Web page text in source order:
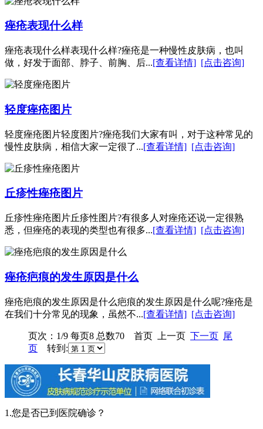
痤疮表现什么样
痤疮表现什么样表现什么样?痤疮是一种慢性皮肤病，也叫
做，好发于面部、脖子、前胸、后...[查看详情] [点击咨询]
轻度痤疮图片
轻度痤疮图片轻度图片?痤疮我们大家有叫，对于这种常见的
慢性皮肤病，相信大家一定很了...[查看详情] [点击咨询]
丘疹性痤疮图片
丘疹性痤疮图片丘疹性图片?有很多人对痤疮还说一定很熟
悉，但痤疮的表现的类型也有很多...[查看详情] [点击咨询]
痤疮疤痕的发生原因是什么
痤疮疤痕的发生原因是什么疤痕的发生原因是什么呢?痤疮是
在我们十分常见的现象，虽然不...[查看详情] [点击咨询]
页次：1/9 每页8 总数70 首页 上一页 下一页 尾
页 转到:
1.您是否已到医院确诊？